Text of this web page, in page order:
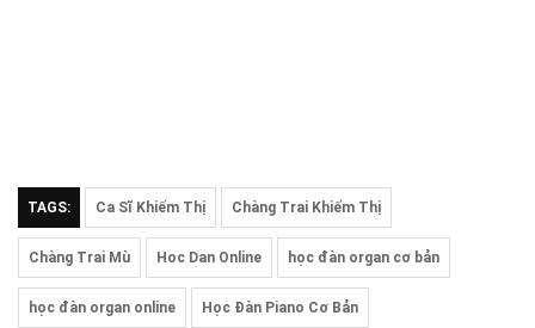
TAGS: Ca Sĩ Khiếm Thị Chàng Trai Khiếm Thị
Chàng Trai Mù Hoc Dan Online học đàn organ cơ bản
học đàn organ online Học Đàn Piano Cơ Bản